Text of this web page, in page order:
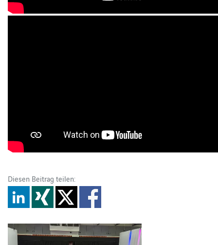
Diesen Beitrag teilen: